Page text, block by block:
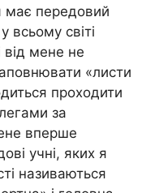
має передовий
всьому світі
від мене не
«листи
проходити
за
вперше
учні, яких я
називаються